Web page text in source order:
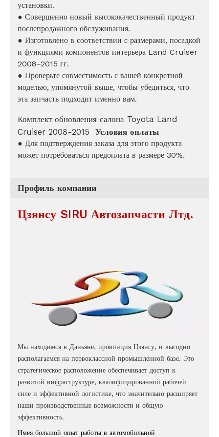
установки.
● Совершенно новый высококачественный продукт
послепродажного обслуживания.
● Изготовлено в соответствии с размерами, посадкой
и функциями компонентов интерьера Land Cruiser
2008–2015 гг.
● Проверьте совместимость с вашей конкретной
моделью, упомянутой выше, чтобы убедиться, что
эта запчасть подходит именно вам.
Комплект обновления салона Toyota Land
Cruiser 2008-2015 Условия оплаты
● Для подтверждения заказа для этого продукта
может потребоваться предоплата в размере 30%.
Профиль компании
Цзянсу SIRU Автозапчасти Лтд.
Мы находимся в Даньяне, провинция Цзянсу, и выгодно
располагаемся на первоклассной промышленной базе. Это
стратегическое расположение обеспечивает доступ к
развитой инфраструктуре, квалифицированной рабочей
силе и эффективной логистике, что значительно расширяет
наши производственные возможности и общую
эффективность.
Имея большой опыт работы в автомобильной